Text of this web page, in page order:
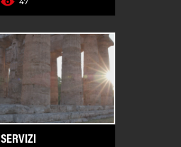
SERVIZI